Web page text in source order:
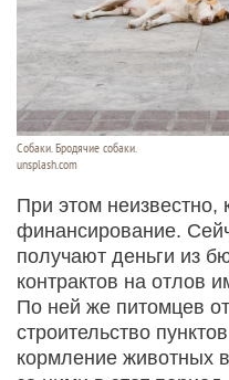
Собаки. Бродячие собаки.
unsplash.com
При этом неизвестно,
финансирование.
получают деньги из
контрактов на отлов
По ней же питомцев
строительство
кормление животных